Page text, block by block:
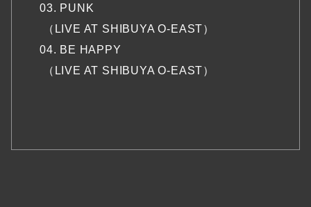
03. PUNK
（LIVE AT SHIBUYA O-EAST）
04. BE HAPPY
（LIVE AT SHIBUYA O-EAST）